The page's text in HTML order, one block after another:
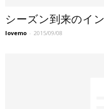
シーズン到来のイ
lovemo - 2015/09/08